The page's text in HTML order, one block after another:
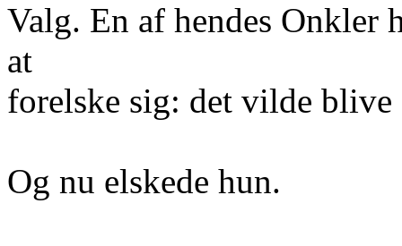
Valg. En af hendes Onkler
at
forelske sig: det vilde
Og nu elskede hun.